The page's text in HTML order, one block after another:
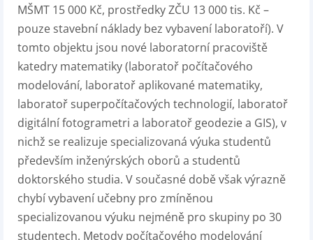
MŠMT 15 000 Kč, prostředky ZČU 13 000 tis. Kč –
pouze stavební náklady bez vybavení laboratoří). V
tomto objektu jsou nové laboratorní pracoviště
katedry matematiky (laboratoř počítačového
modelování, laboratoř aplikované matematiky,
laboratoř superpočítačových technologií, laboratoř
digitální fotogrametri a laboratoř geodezie a GIS), v
nichž se realizuje specializovaná výuka studentů
především inženýrských oborů a studentů
doktorského studia. V současné době však výrazně
chybí vybavení učebny pro zmíněnou
specializovanou výuku nejméně pro skupiny po 30
studentech. Metody počítačového modelování